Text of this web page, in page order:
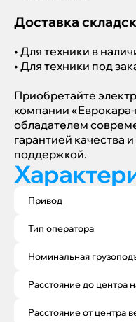
Доставка
• Для техники в
• Для техники под
Приобретайте
компании
обладателем
гарантией качества
поддержкой.
Привод
Тип оператора
Номинальная
Расстояние до центра
Расстояние от центра